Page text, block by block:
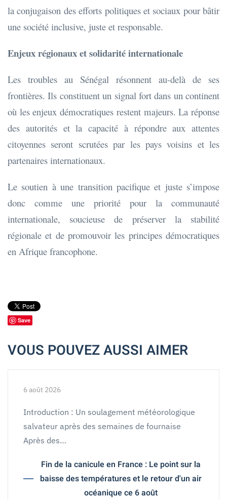
la conjugaison des efforts politiques et sociaux pour bâtir
une société inclusive, juste et responsable.
Enjeux régionaux et solidarité internationale
Les troubles au Sénégal résonnent au-delà de ses
frontières. Ils constituent un signal fort dans un continent
où les enjeux démocratiques restent majeurs. La réponse
des autorités et la capacité à répondre aux attentes
citoyennes seront scrutées par les pays voisins et les
partenaires internationaux.
Le soutien à une transition pacifique et juste s’impose
donc comme une priorité pour la communauté
internationale, soucieuse de préserver la stabilité
régionale et de promouvoir les principes démocratiques
en Afrique francophone.
Save
VOUS POUVEZ AUSSI AIMER
6 août 2026
Introduction : Un soulagement météorologique
salvateur après des semaines de fournaise
Après des…
Fin de la canicule en France : Le point sur la
baisse des températures et le retour d'un air
océanique ce 6 août